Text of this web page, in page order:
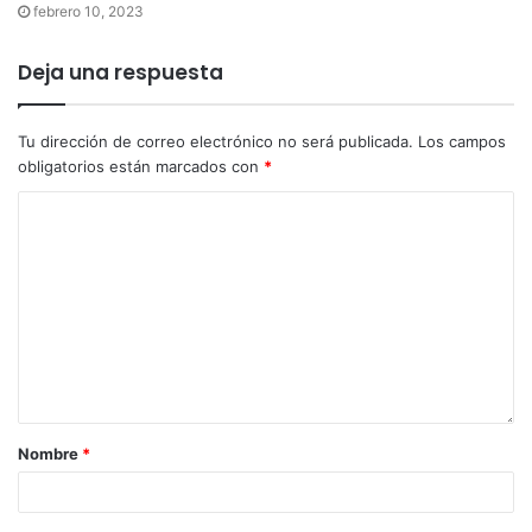
febrero 10, 2023
Deja una respuesta
Tu dirección de correo electrónico no será publicada. Los campos
obligatorios están marcados con *
Nombre *